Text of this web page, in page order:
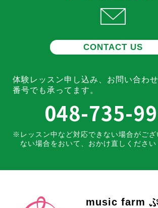
CONTACT US
体験レッスン申し込み、お問い合わ
番号でも承ってます。
048-735-
レッスン中など対応できない場合がござ
ない場合をおいて、おかけ直しください
music farm ぷ